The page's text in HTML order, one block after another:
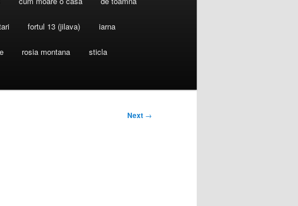
fortul 13 (jilava) iarna
rosia montana sticla
Next →